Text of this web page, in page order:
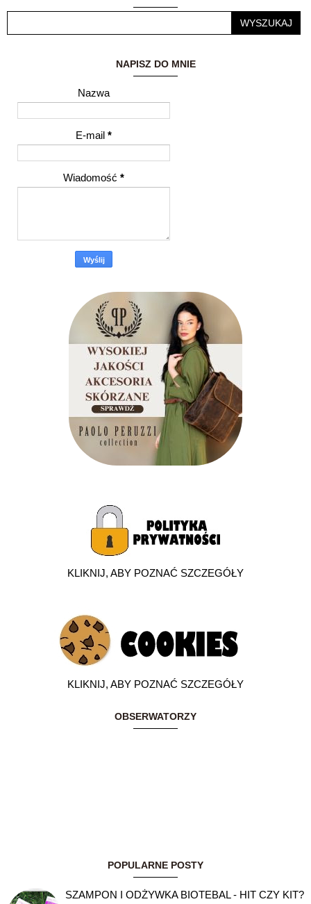
mnie ogromne
NAPISZ DO MNIE
Nazwa
E-mail *
Wiadomość *
KLIKNIJ, ABY POZNAĆ SZCZEGÓŁY
KLIKNIJ, ABY POZNAĆ SZCZEGÓŁY
OBSERWATORZY
POPULARNE POSTY
SZAMPON I ODŻYWKA BIOTEBAL - HIT CZY KIT?